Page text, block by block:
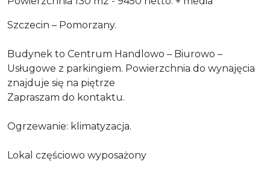
Szczecin – Pomorzany.
Budynek to Centrum Handlowo – Biurowo –
Usługowe z parkingiem. Powierzchnia do wynajęcia
znajduje się na piętrze
Zapraszam do kontaktu.
Ogrzewanie: klimatyzacja.
Lokal częściowo wyposażony